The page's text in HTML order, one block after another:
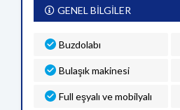
GENEL BİLGİLER
Buzdolabı
Bulaşık makinesi
Full eşyalı ve mobilyalı